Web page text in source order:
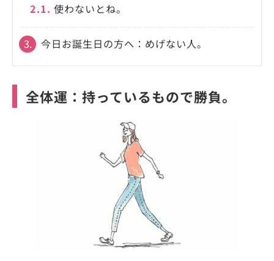
2.1. 使わないとね。
3. 今日お誕生日の方へ：めげない人。
全体運：持っているもので勝負。